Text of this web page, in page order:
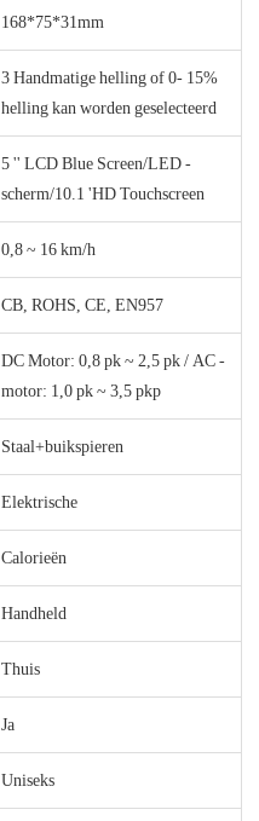
168*75*31mm
3 Handmatige helling of 0- 15%
helling kan worden geselecteerd
5 '' LCD Blue Screen/LED -
scherm/10.1 'HD Touchscreen
0,8 ~ 16 km/h
CB, ROHS, CE, EN957
DC Motor: 0,8 pk ~ 2,5 pk / AC -
motor: 1,0 pk ~ 3,5 pkp
Staal+buikspieren
Elektrische
Calorieën
Handheld
Thuis
Ja
Uniseks